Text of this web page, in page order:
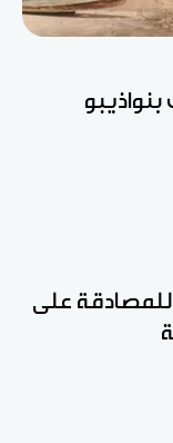
للمصادقة على